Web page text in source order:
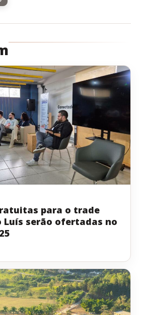
para o trade
Luís serão ofertadas no